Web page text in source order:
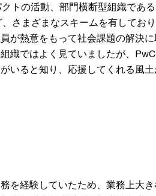
トの活動、部門横断型組織であ
さまざまなスキームを有してお
が熱意をもって社会課題の解決
織ではよく見ていましたが、
いると知り、応援してくれる風
を経験していたため、業務上大